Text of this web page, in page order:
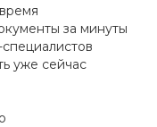
за минуты
уже сейчас